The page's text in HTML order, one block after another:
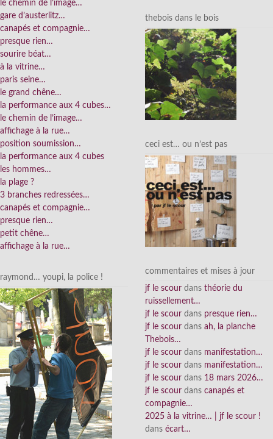
le chemin de l’image…
gare d’austerlitz…
canapés et compagnie…
presque rien…
sourire béat…
à la vitrine…
paris seine…
le grand chêne…
la performance aux 4 cubes…
le chemin de l’image…
affichage à la rue…
position soumission…
la performance aux 4 cubes
les hommes…
la plage ?
3 branches redressées…
canapés et compagnie…
presque rien…
petit chêne…
affichage à la rue…
raymond… youpi, la police !
thebois dans le bois
ceci est… ou n’est pas
commentaires et mises à jour
jf le scour dans théorie du
ruissellement…
jf le scour dans presque rien…
jf le scour dans ah, la planche
Thebois…
jf le scour dans manifestation…
jf le scour dans manifestation…
jf le scour dans 18 mars 2026…
jf le scour dans canapés et
compagnie…
2025 à la vitrine… | jf le scour !
dans écart…